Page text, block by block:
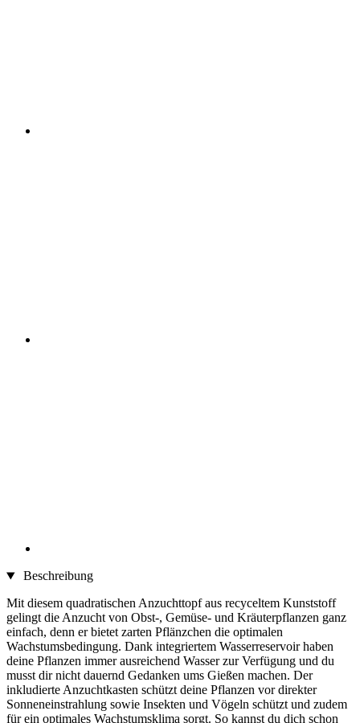
Beschreibung
Mit diesem quadratischen Anzuchttopf aus recyceltem Kunststoff
gelingt die Anzucht von Obst-, Gemüse- und Kräuterpflanzen ganz
einfach, denn er bietet zarten Pflänzchen die optimalen
Wachstumsbedingung. Dank integriertem Wasserreservoir haben
deine Pflanzen immer ausreichend Wasser zur Verfügung und du
musst dir nicht dauernd Gedanken ums Gießen machen. Der
inkludierte Anzuchtkasten schützt deine Pflanzen vor direkter
Sonneneinstrahlung sowie Insekten und Vögeln schützt und zudem
für ein optimales Wachstumsklima sorgt. So kannst du dich schon